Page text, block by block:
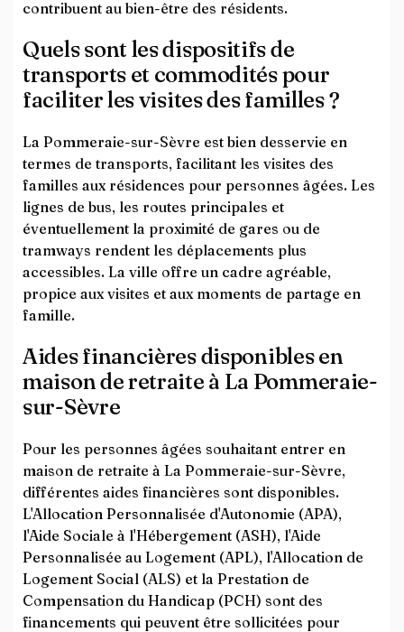
contribuent au bien-être des résidents.
Quels sont les dispositifs de
transports et commodités pour
faciliter les visites des familles ?
La Pommeraie-sur-Sèvre est bien desservie en
termes de transports, facilitant les visites des
familles aux résidences pour personnes âgées. Les
lignes de bus, les routes principales et
éventuellement la proximité de gares ou de
tramways rendent les déplacements plus
accessibles. La ville offre un cadre agréable,
propice aux visites et aux moments de partage en
famille.
Aides financières disponibles en
maison de retraite à La Pommeraie-
sur-Sèvre
Pour les personnes âgées souhaitant entrer en
maison de retraite à La Pommeraie-sur-Sèvre,
différentes aides financières sont disponibles.
L'Allocation Personnalisée d'Autonomie (APA),
l'Aide Sociale à l'Hébergement (ASH), l'Aide
Personnalisée au Logement (APL), l'Allocation de
Logement Social (ALS) et la Prestation de
Compensation du Handicap (PCH) sont des
financements qui peuvent être sollicitées pour